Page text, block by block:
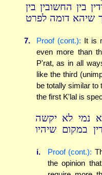
בין החשובין בין
שיהא דומה לפרט
7. Proof (cont.): It is
even more than
P'rat, as in all
like the third
be totally similar to
the first K'lal is
נמי לא יקשה
במקום שיהיו
i. Proof (cont.):
the opinion